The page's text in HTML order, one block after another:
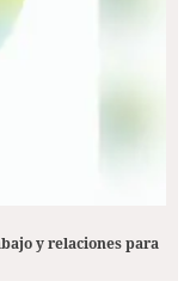
y relaciones para